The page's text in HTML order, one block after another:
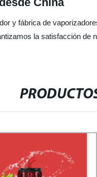
y fábrica de
la satisfacción